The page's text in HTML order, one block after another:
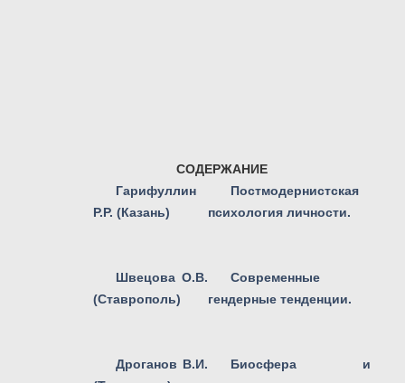
СОДЕРЖАНИЕ
Гарифуллин
Р.Р. (Казань)
Постмодернистская
психология личности.
Швецова О.В.
(Ставрополь)
Современные
гендерные тенденции.
Дроганов В.И.
Биосфера и